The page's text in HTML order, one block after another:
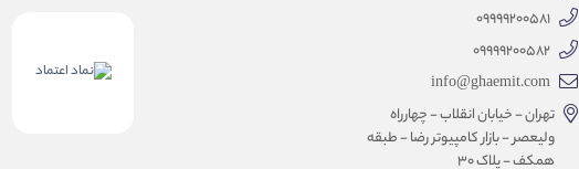
09999200581
09999200582
info@ghaemit.com
تهران - خیابان انقلاب - چهارراه
ولیعصر - بازار کامپیوتر رضا - طبقه
همکف - پلاک 30